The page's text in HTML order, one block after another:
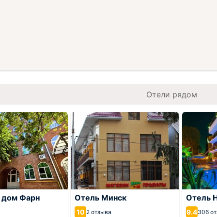
Отели рядом
дом Фарн Отель Минск
10 2 отзыва
Отель
9.4306